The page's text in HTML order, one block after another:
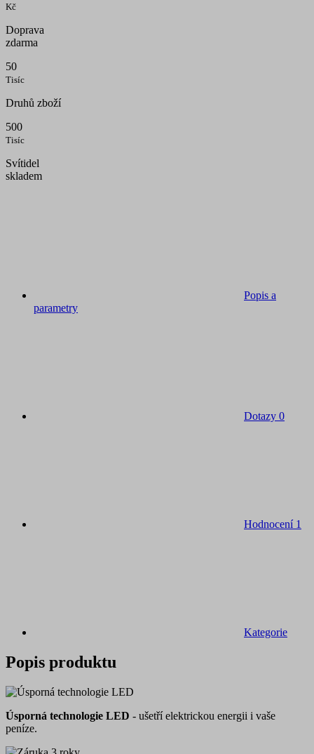
Kč
Doprava
zdarma
50
Tisíc
Druhů zboží
500
Tisíc
Svítidel
skladem
Popis a
parametry
Dotazy 0
Hodnocení 1
Kategorie
Popis produktu
Úsporná technologie LED - ušetří elektrickou energii i vaše
peníze.